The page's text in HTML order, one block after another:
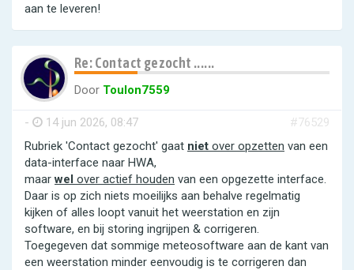
aan te leveren!
Re: Contact gezocht ......
Door Toulon7559
- 14 jun 2026, 08:47
#76529
Rubriek 'Contact gezocht' gaat niet over opzetten van een
data-interface naar HWA,
maarwel over actief houden van een opgezette interface.
Daar is op zich niets moeilijks aan behalve regelmatig
kijken of alles loopt vanuit het weerstation en zijn
software, en bij storing ingrijpen & corrigeren.
Toegegeven dat sommige meteosoftware aan de kant van
een weerstation minder eenvoudig is te corrigeren dan